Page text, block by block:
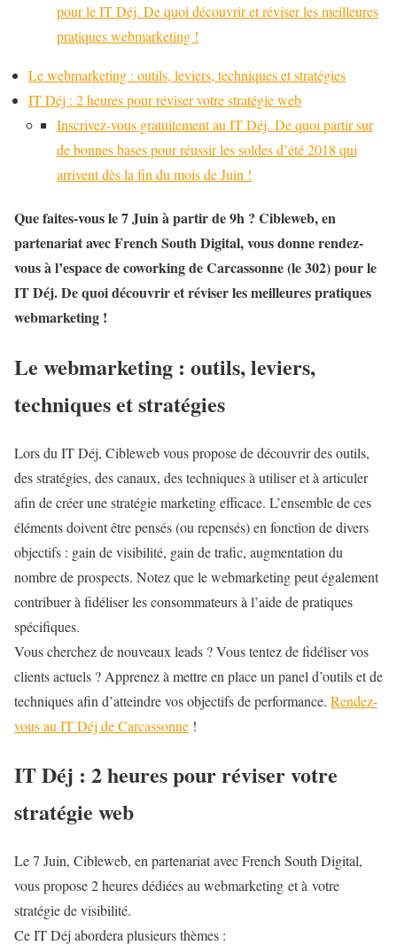
pour le IT Déj. De quoi découvrir et réviser les meilleures
pratiques webmarketing !
Le webmarketing : outils, leviers, techniques et stratégies
IT Déj : 2 heures pour réviser votre stratégie web
Inscrivez-vous gratuitement au IT Déj. De quoi partir sur
de bonnes bases pour réussir les soldes d’été 2018 qui
arrivent dès la fin du mois de Juin !
Que faites-vous le 7 Juin à partir de 9h ? Cibleweb, en
partenariat avec French South Digital, vous donne rendez-
vous à l’espace de coworking de Carcassonne (le 302) pour le
IT Déj. De quoi découvrir et réviser les meilleures pratiques
webmarketing !
Le webmarketing : outils, leviers,
techniques et stratégies
Lors du IT Déj, Cibleweb vous propose de découvrir des outils,
des stratégies, des canaux, des techniques à utiliser et à articuler
afin de créer une stratégie marketing efficace. L’ensemble de ces
éléments doivent être pensés (ou repensés) en fonction de divers
objectifs : gain de visibilité, gain de trafic, augmentation du
nombre de prospects. Notez que le webmarketing peut également
contribuer à fidéliser les consommateurs à l’aide de pratiques
spécifiques.
Vous cherchez de nouveaux leads ? Vous tentez de fidéliser vos
clients actuels ? Apprenez à mettre en place un panel d’outils et de
techniques afin d’atteindre vos objectifs de performance. Rendez-
vous au IT Déj de Carcassonne !
IT Déj : 2 heures pour réviser votre
stratégie web
Le 7 Juin, Cibleweb, en partenariat avec French South Digital,
vous propose 2 heures dédiées au webmarketing et à votre
stratégie de visibilité.
Ce IT Déj abordera plusieurs thèmes :